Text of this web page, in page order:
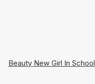
Beauty New Girl In School